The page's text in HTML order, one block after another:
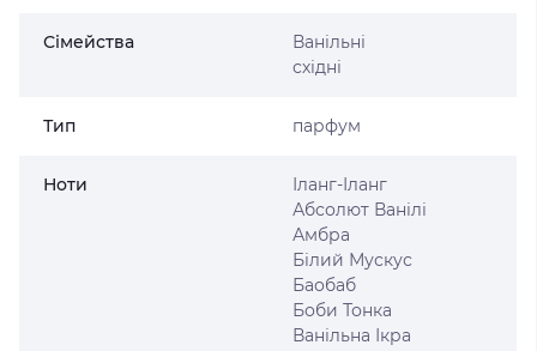
Сімейства
Ванільні
східні
Тип парфум
Ноти
Іланг-Іланг
Абсолют Ванілі
Амбра
Білий Мускус
Баобаб
Боби Тонка
Ванільна Ікра